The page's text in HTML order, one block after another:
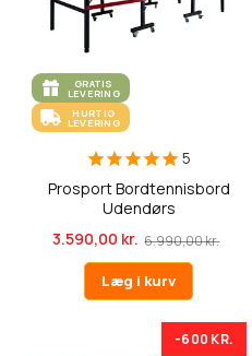
GRATIS
LEVERING
HURTIG
LEVERING
5
Prosport Bordtennisbord
Udendørs
3.590,00 kr. 6.990,00 kr.
Læg i kurv
-600 KR.